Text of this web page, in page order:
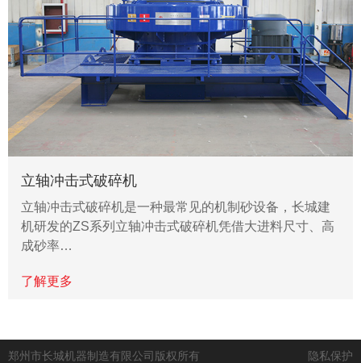
立轴冲击式破碎机
立轴冲击式破碎机是一种最常见的机制砂设备，长城建
机研发的ZS系列立轴冲击式破碎机凭借大进料尺寸、高
成砂率…
了解更多
郑州市长城机器制造有限公司版权所有 隐私保护